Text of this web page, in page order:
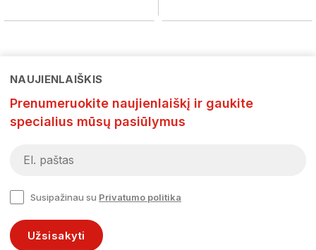
NAUJIENLAIŠKIS
Prenumeruokite naujienlaiškį ir gaukite
specialius mūsų pasiūlymus
Susipažinau su Privatumo politika
Užsisakyti